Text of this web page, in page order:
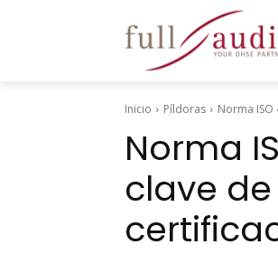
Inicio Píldoras Norma
Norma
clave